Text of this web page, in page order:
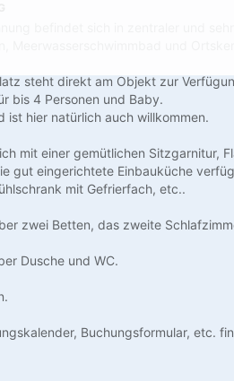
steht direkt am Objekt zur
bis 4 Personen und Baby.
ist hier natürlich auch willkommen.
mit einer gemütlichen Sitzgarnitur,
gut eingerichtete Einbauküche
mit Gefrierfach, etc..
zwei Betten, das zweite
Dusche und WC.
Buchungsformular, etc.